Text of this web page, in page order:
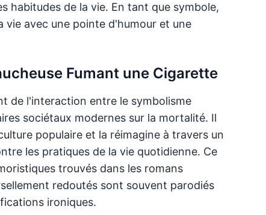
habitudes de la vie. En tant que symbole,
vie avec une pointe d'humour et une
Fumant une Cigarette
de l'interaction entre le symbolisme
sociétaux modernes sur la mortalité. Il
populaire et la réimagine à travers un
les pratiques de la vie quotidienne. Ce
trouvés dans les romans
redoutés sont souvent parodiés
ironiques.